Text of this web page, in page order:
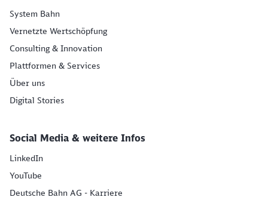
System Bahn
Vernetzte Wertschöpfung
Consulting & Innovation
Plattformen & Services
Über uns
Digital Stories
Social Media & weitere Infos
LinkedIn
YouTube
Deutsche Bahn AG - Karriere